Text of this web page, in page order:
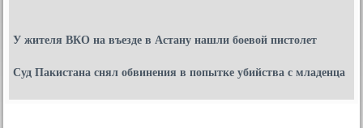
У жителя ВКО на въезде в Астану нашли боевой пистолет
Суд Пакистана снял обвинения в попытке убийства с младенца